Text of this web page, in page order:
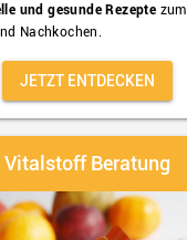
und gesunde Rezepte zum
Nachkochen.
JETZT ENTDECKEN
Vitalstoff Beratung